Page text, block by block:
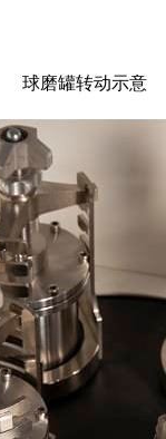
球磨罐转动示意